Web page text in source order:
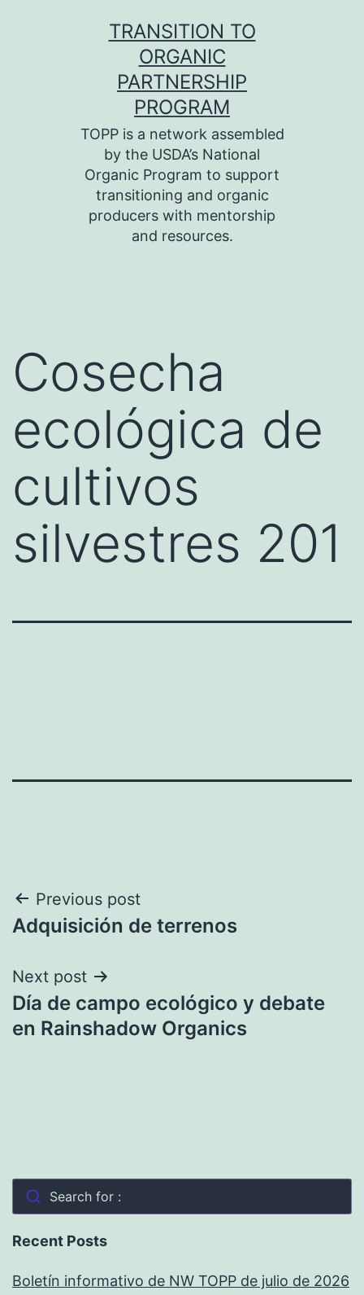
TRANSITION TO
ORGANIC
PARTNERSHIP
PROGRAM
TOPP is a network assembled
by the USDA’s National
Organic Program to support
transitioning and organic
producers with mentorship
and resources.
Cosecha
ecológica de
cultivos
silvestres 201
Navegación
de
entradas
Previous post
Adquisición de terrenos
Next post
Día de campo ecológico y debate
en Rainshadow Organics
Search for :
Recent Posts
Boletín informativo de NW TOPP de julio de 2026